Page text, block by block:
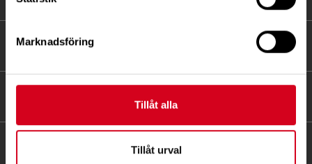
Marknadsföring
Tillåt alla
Tillåt urval
FÖR MEDLEMMAR